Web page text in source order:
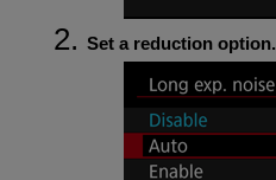
Set a reduction option.